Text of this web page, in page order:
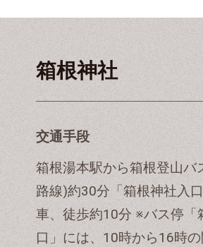
箱根神社
交通手段
箱根湯本駅から箱根登山バ
路線)約30分「箱根神社入
車、徒歩約10分 ※バス停「
口」には、10時から16時